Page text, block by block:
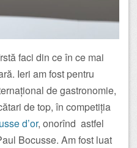
faci din ce în ce mai
Ieri am fost pentru
de gastronomie,
de top, în competiția
d’or, onorînd astfel
Bocusse. Am fost luat